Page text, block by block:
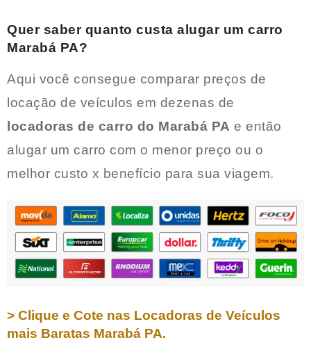
Quer saber quanto custa alugar um carro
Marabá PA?
Aqui você consegue comparar preços de
locação de veículos em dezenas de
locadoras de carro do Marabá PA e então
alugar um carro com o menor preço ou o
melhor custo x benefício para sua viagem.
> Clique e Cote nas Locadoras de Veículos
mais Baratas Marabá PA.